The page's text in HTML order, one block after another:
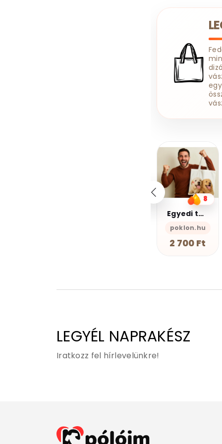
20%
kedvezmény
Kupomkód:
Nap20
6
Kávé 3-pamut zsebes juta midi bevásárlótáska
GEAN Shop
2 490 Ft
LEGYÉL NAPRAKÉSZ
Iratkozz fel hírlevelünkre!